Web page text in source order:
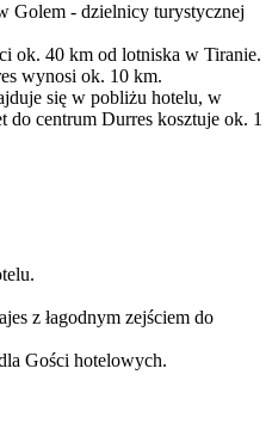
Golem - dzielnicy turystycznej
ok. 40 km od lotniska w Tiranie.
wynosi ok. 10 km.
się w pobliżu hotelu, w
do centrum Durres kosztuje ok. 1
z łagodnym zejściem do
Gości hotelowych.